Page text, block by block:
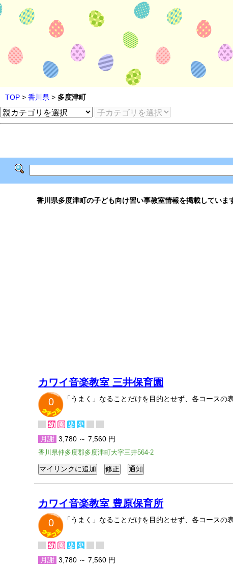
TOP > 香川県 > 多度津町
香川県多度津町の子ども向け習い事教室情報を掲載していま
カワイ音楽教室 三井保育園
0
「うまく」なることだけを目的とせず、各コース
月謝 3,780 ～ 7,560 円
香川県仲多度郡多度津町大字三井564-2
カワイ音楽教室 豊原保育所
0
「うまく」なることだけを目的とせず、各コース
月謝 3,780 ～ 7,560 円